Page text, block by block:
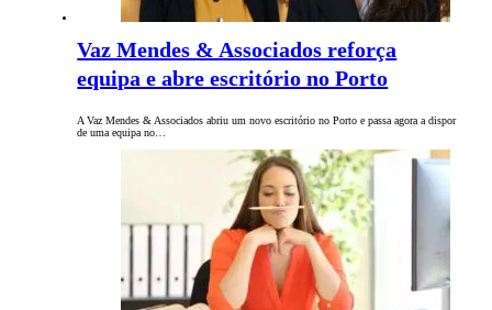
Vaz Mendes & Associados reforça
equipa e abre escritório no Porto
A Vaz Mendes & Associados abriu um novo escritório no Porto e passa agora a dispor
de uma equipa no…